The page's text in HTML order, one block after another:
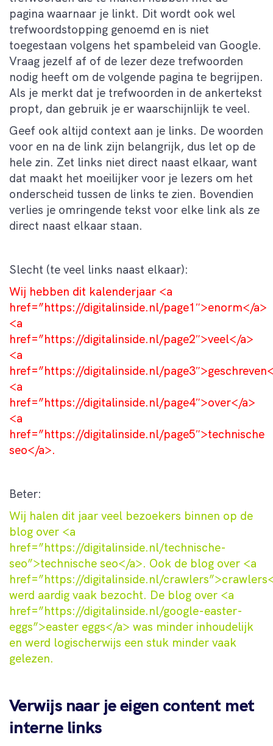
pagina waarnaar je linkt. Dit wordt ook wel
trefwoordstopping genoemd en is niet
toegestaan volgens het spambeleid van Google.
Vraag jezelf af of de lezer deze trefwoorden
nodig heeft om de volgende pagina te begrijpen.
Als je merkt dat je trefwoorden in de ankertekst
propt, dan gebruik je er waarschijnlijk te veel.
Geef ook altijd context aan je links. De woorden
voor en na de link zijn belangrijk, dus let op de
hele zin. Zet links niet direct naast elkaar, want
dat maakt het moeilijker voor je lezers om het
onderscheid tussen de links te zien. Bovendien
verlies je omringende tekst voor elke link als ze
direct naast elkaar staan.
Slecht (te veel links naast elkaar):
Wij hebben dit kalenderjaar <a
href=”https://digitalinside.nl/page1″>enorm</a>
<a
href=”https://digitalinside.nl/page2″>veel</a>
<a
href=”https://digitalinside.nl/
<a
href=”https://digitalinside.nl/page4″>over</a>
<a
href=”https://digitalinside.nl/page5″>technische
seo</a>.
Beter:
Wij halen dit jaar veel bezoekers binnen op de
blog over <a
href=”https://digitalinside.nl/technische-
seo”>technische seo</a>. Ook de blog over <a
href=”https://digitalinside.nl/
werd aardig vaak bezocht. De blog over <a
href=”https://digitalinside.nl/google-easter-
eggs”>easter eggs</a> was minder inhoudelijk
en werd logischerwijs een stuk minder vaak
gelezen.
Verwijs naar je eigen content met
interne links